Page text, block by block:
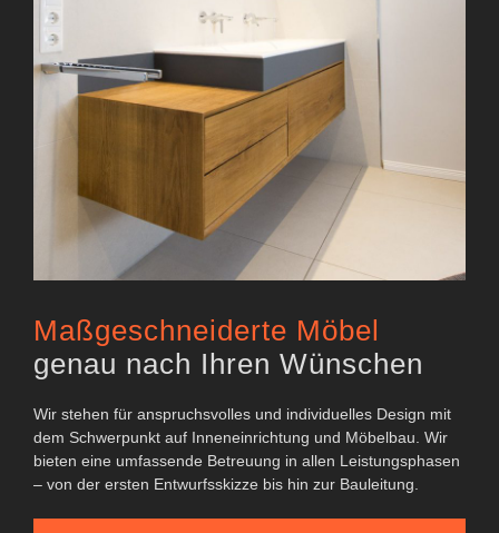
Maßgeschneiderte Möbel
genau nach Ihren Wünschen
Wir stehen für anspruchsvolles und individuelles Design mit
dem Schwerpunkt auf Inneneinrichtung und Möbelbau. Wir
bieten eine umfassende Betreuung in allen Leistungsphasen
– von der ersten Entwurfsskizze bis hin zur Bauleitung.